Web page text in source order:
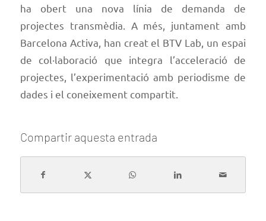
ha obert una nova línia de demanda de
projectes transmèdia. A més, juntament amb
Barcelona Activa, han creat el BTV Lab, un espai
de col·laboració que integra l’acceleració de
projectes, l’experimentació amb periodisme de
dades i el coneixement compartit.
Compartir aquesta entrada